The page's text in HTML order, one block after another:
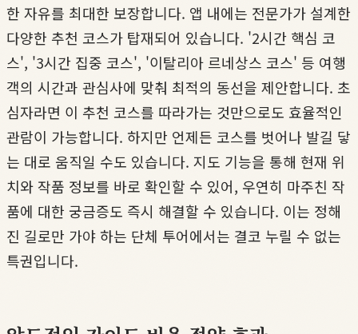
한 자유를 최대한 보장합니다. 앱 내에는 전문가가 설계한
다양한 추천 코스가 탑재되어 있습니다. '2시간 핵심 코
스', '3시간 집중 코스', '이탈리아 르네상스 코스' 등 여행
객의 시간과 관심사에 맞춰 최적의 동선을 제안합니다. 초
심자라면 이 추천 코스를 따라가는 것만으로도 효율적인
관람이 가능합니다. 하지만 언제든 코스를 벗어나 발길 닿
는 대로 움직일 수도 있습니다. 지도 기능을 통해 현재 위
치와 작품 정보를 바로 확인할 수 있어, 우연히 마주친 작
품에 대한 궁금증도 즉시 해결할 수 있습니다. 이는 정해
진 길로만 가야 하는 단체 투어에서는 결코 누릴 수 없는
특권입니다.